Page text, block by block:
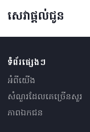
សេវាផ្តល់ជូន
ទំព័រផ្សេងៗ
អំពីយើង
សំណួរ​ដែលគេ​ច្រើន​សួរ
ភាពឯកជន